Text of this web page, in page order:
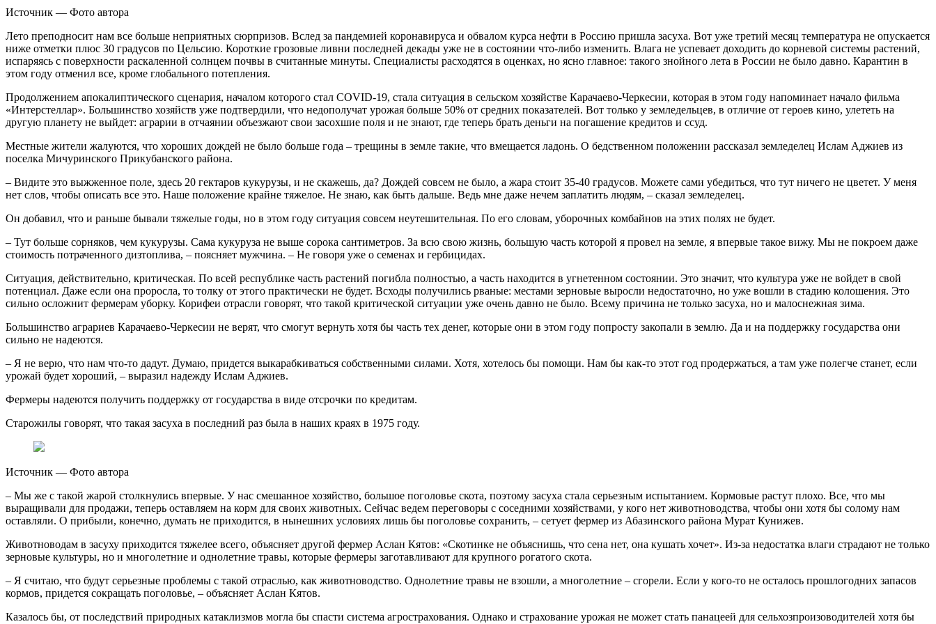
Источник — Фото автора
Лето преподносит нам все больше неприятных сюрпризов. Вслед за пандемией коронавируса и обвалом курса нефти в Россию пришла засуха. Вот уже третий месяц температура не опускается
ниже отметки плюс 30 градусов по Цельсию. Короткие грозовые ливни последней декады уже не в состоянии что-либо изменить. Влага не успевает доходить до корневой системы растений,
испаряясь с поверхности раскаленной солнцем почвы в считанные минуты. Специалисты расходятся в оценках, но ясно главное: такого знойного лета в России не было давно. Карантин в
этом году отменил все, кроме глобального потепления.
Продолжением апокалиптического сценария, началом которого стал COVID-19, стала ситуация в сельском хозяйстве Карачаево-Черкесии, которая в этом году напоминает начало фильма
«Интерстеллар». Большинство хозяйств уже подтвердили, что недополучат урожая больше 50% от средних показателей. Вот только у земледельцев, в отличие от героев кино, улететь на
другую планету не выйдет: аграрии в отчаянии объезжают свои засохшие поля и не знают, где теперь брать деньги на погашение кредитов и ссуд.
Местные жители жалуются, что хороших дождей не было больше года – трещины в земле такие, что вмещается ладонь. О бедственном положении рассказал земледелец Ислам Аджиев из
поселка Мичуринского Прикубанского района.
– Видите это выжженное поле, здесь 20 гектаров кукурузы, и не скажешь, да? Дождей совсем не было, а жара стоит 35-40 градусов. Можете сами убедиться, что тут ничего не цветет. У меня
нет слов, чтобы описать все это. Наше положение крайне тяжелое. Не знаю, как быть дальше. Ведь мне даже нечем заплатить людям, – сказал земледелец.
Он добавил, что и раньше бывали тяжелые годы, но в этом году ситуация совсем неутешительная. По его словам, уборочных комбайнов на этих полях не будет.
– Тут больше сорняков, чем кукурузы. Сама кукуруза не выше сорока сантиметров. За всю свою жизнь, большую часть которой я провел на земле, я впервые такое вижу. Мы не покроем даже
стоимость потраченного дизтоплива, – поясняет мужчина. – Не говоря уже о семенах и гербицидах.
Ситуация, действительно, критическая. По всей республике часть растений погибла полностью, а часть находится в угнетенном состоянии. Это значит, что культура уже не войдет в свой
потенциал. Даже если она проросла, то толку от этого практически не будет. Всходы получились рваные: местами зерновые выросли недостаточно, но уже вошли в стадию колошения. Это
сильно осложнит фермерам уборку. Корифеи отрасли говорят, что такой критической ситуации уже очень давно не было. Всему причина не только засуха, но и малоснежная зима.
Большинство аграриев Карачаево-Черкесии не верят, что смогут вернуть хотя бы часть тех денег, которые они в этом году попросту закопали в землю. Да и на поддержку государства они
сильно не надеются.
– Я не верю, что нам что-то дадут. Думаю, придется выкарабкиваться собственными силами. Хотя, хотелось бы помощи. Нам бы как-то этот год продержаться, а там уже полегче станет, если
урожай будет хороший, – выразил надежду Ислам Аджиев.
Фермеры надеются получить поддержку от государства в виде отсрочки по кредитам.
Старожилы говорят, что такая засуха в последний раз была в наших краях в 1975 году.
Источник — Фото автора
– Мы же с такой жарой столкнулись впервые. У нас смешанное хозяйство, большое поголовье скота, поэтому засуха стала серьезным испытанием. Кормовые растут плохо. Все, что мы
выращивали для продажи, теперь оставляем на корм для своих животных. Сейчас ведем переговоры с соседними хозяйствами, у кого нет животноводства, чтобы они хотя бы солому нам
оставляли. О прибыли, конечно, думать не приходится, в нынешних условиях лишь бы поголовье сохранить, – сетует фермер из Абазинского района Мурат Кунижев.
Животноводам в засуху приходится тяжелее всего, объясняет другой фермер Аслан Кятов: «Скотинке не объяснишь, что сена нет, она кушать хочет». Из-за недостатка влаги страдают не только
зерновые культуры, но и многолетние и однолетние травы, которые фермеры заготавливают для крупного рогатого скота.
– Я считаю, что будут серьезные проблемы с такой отраслью, как животноводство. Однолетние травы не взошли, а многолетние – сгорели. Если у кого-то не осталось прошлогодних запасов
кормов, придется сокращать поголовье, – объясняет Аслан Кятов.
Казалось бы, от последствий природных катаклизмов могла бы спасти система агрострахования. Однако и страхование урожая не может стать панацеей для сельхозпроизоводителей хотя бы